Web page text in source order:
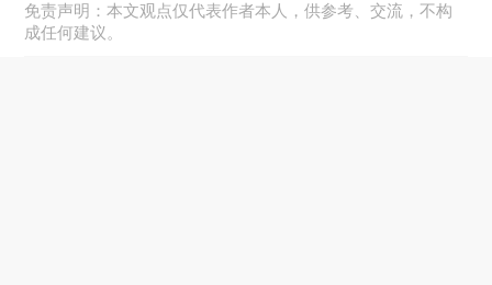
免责声明：本文观点仅代表作者本人，供参考、交流，不构
成任何建议。